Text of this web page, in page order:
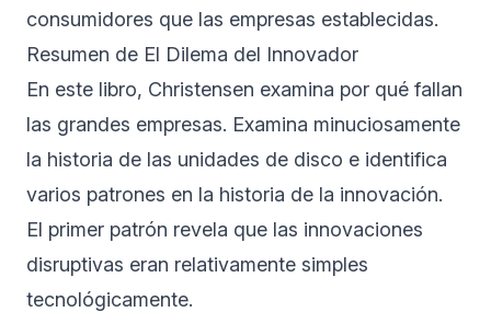
consumidores que las empresas establecidas.
Resumen de El Dilema del Innovador
En este libro, Christensen examina por qué fallan
las grandes empresas. Examina minuciosamente
la historia de las unidades de disco e identifica
varios patrones en la historia de la innovación.
El primer patrón revela que las innovaciones
disruptivas eran relativamente simples
tecnológicamente.